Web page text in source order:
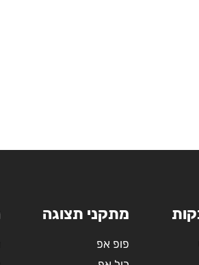
מתקני תצוגה
פופ אפ